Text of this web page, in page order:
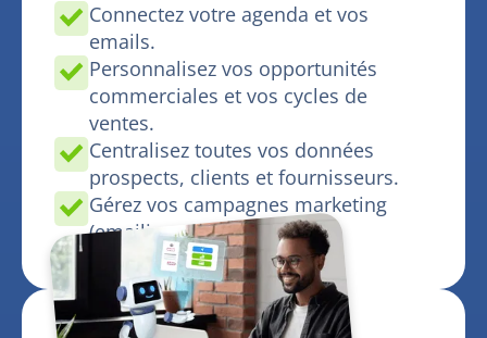
Connectez votre agenda et vos
emails.
Personnalisez vos opportunités
commerciales et vos cycles de
ventes.
Centralisez toutes vos données
prospects, clients et fournisseurs.
Gérez vos campagnes marketing
(emailing et SMS).